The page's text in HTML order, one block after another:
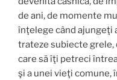
de ani, de momente
înţelege când ajungeţi
trateze subiecte grele,
care să îţi petreci
şi a unei vieţi comune,